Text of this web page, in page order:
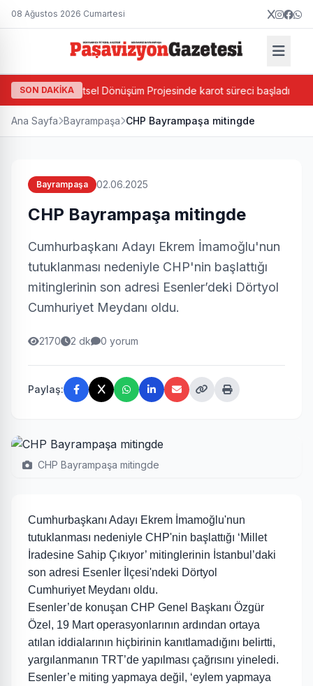
08 Ağustos 2026 Cumartesi
SON DAKİKA
Bazlı Kentsel Dönüşüm Projesinde karot süreci başladı
Ana Sayfa Bayrampaşa CHP Bayrampaşa mitingde
Bayrampaşa 02.06.2025
CHP Bayrampaşa mitingde
Cumhurbaşkanı Adayı Ekrem İmamoğlu'nun
tutuklanması nedeniyle CHP'nin başlattığı
mitinglerinin son adresi Esenler’deki Dörtyol
Cumhuriyet Meydanı oldu.
2170 2 dk 0 yorum
Paylaş:
CHP Bayrampaşa mitingde
Cumhurbaşkanı Adayı Ekrem İmamoğlu'nun
tutuklanması nedeniyle CHP'nin başlattığı ‘Millet
İradesine Sahip Çıkıyor’ mitinglerinin İstanbul’daki
son adresi Esenler İlçesi'ndeki Dörtyol
Cumhuriyet Meydanı oldu.
Esenler’de konuşan CHP Genel Başkanı Özgür
Özel, 19 Mart operasyonlarının ardından ortaya
atılan iddialarının hiçbirinin kanıtlamadığını belirtti,
yargılanmanın TRT’de yapılması çağrısını yineledi.
Esenler’e miting yapmaya değil, ‘eylem yapmaya